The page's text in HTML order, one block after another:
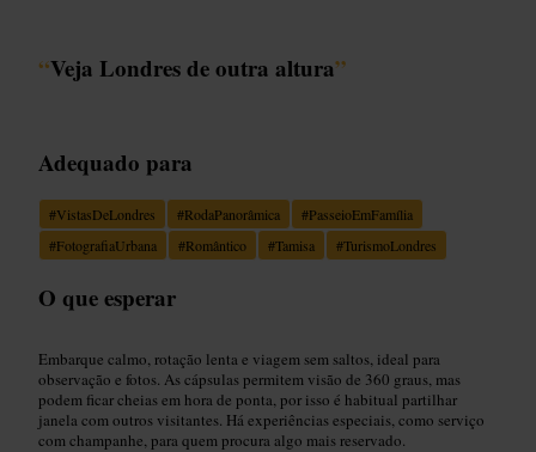
“Veja Londres de outra altura”
Adequado para
#VistasDeLondres #RodaPanorâmica #PasseioEmFamília
#FotografiaUrbana #Romântico #Tamisa #TurismoLondres
O que esperar
Embarque calmo, rotação lenta e viagem sem saltos, ideal para
observação e fotos. As cápsulas permitem visão de 360 graus, mas
podem ficar cheias em hora de ponta, por isso é habitual partilhar
janela com outros visitantes. Há experiências especiais, como serviço
com champanhe, para quem procura algo mais reservado.